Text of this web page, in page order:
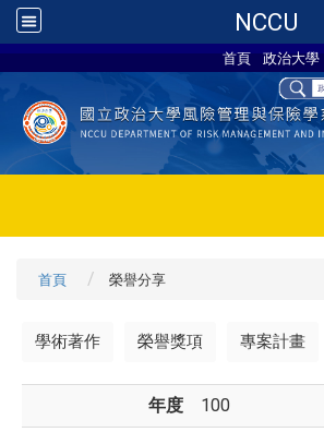
NCCU
首頁 政治大學
首頁 榮譽分享
學術著作 榮譽獎項 專案計畫
年度 100